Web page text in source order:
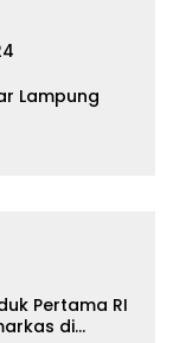
Lampung
Pertama RI
di